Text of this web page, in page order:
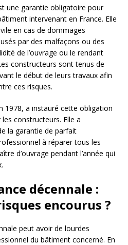
une garantie obligatoire pour
intervenant en France. Elle
en cas de dommages
par des malfaçons ou des
de l’ouvrage ou le rendant
constructeurs sont tenus de
le début de leurs travaux afin
ces risques.
1978, a instauré cette obligation
constructeurs. Elle a
la garantie de parfait
à réparer tous les
d’ouvrage pendant l’année qui
décennale :
encourus ?
peut avoir de lourdes
du bâtiment concerné. En